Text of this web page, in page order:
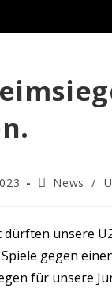
News /
unsere
gegen
für unsere